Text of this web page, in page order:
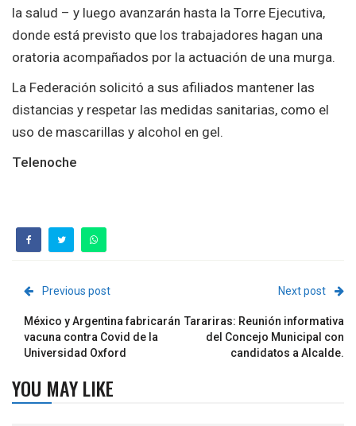
la salud – y luego avanzarán hasta la Torre Ejecutiva,
donde está previsto que los trabajadores hagan una
oratoria acompañados por la actuación de una murga.
La Federación solicitó a sus afiliados mantener las
distancias y respetar las medidas sanitarias, como el
uso de mascarillas y alcohol en gel.
Telenoche
Previous post
México y Argentina fabricarán
vacuna contra Covid de la
Universidad Oxford
Next post
Tarariras: Reunión informativa
del Concejo Municipal con
candidatos a Alcalde.
YOU MAY LIKE